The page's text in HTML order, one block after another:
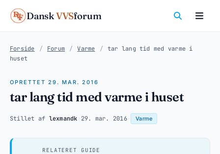
DanskVVSforum
Forside / Forum / Varme /
tar lang tid med varme i
huset
OPRETTET 29. MAR. 2016
tar lang tid med varme i huset
Stillet af lexmandk 29. mar. 2016· Varme
RELATERET GUIDE